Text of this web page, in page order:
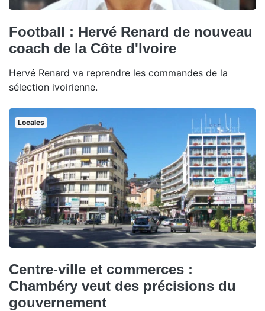
Football : Hervé Renard de nouveau
coach de la Côte d'Ivoire
Hervé Renard va reprendre les commandes de la
sélection ivoirienne.
Locales
Centre-ville et commerces :
Chambéry veut des précisions du
gouvernement